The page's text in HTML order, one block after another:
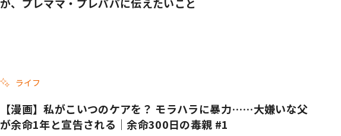
ライフ
【漫画】私がこいつのケアを？ モラハラに暴力……大嫌いな父
が余命1年と宣告される｜余命300日の毒親 #1